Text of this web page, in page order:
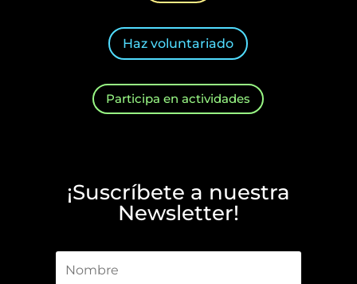
Haz voluntariado
Participa en actividades
¡Suscríbete a nuestra
Newsletter!